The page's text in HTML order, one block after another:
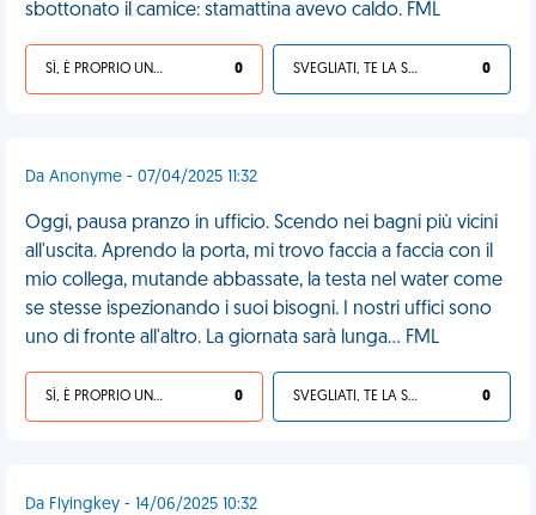
sbottonato il camice: stamattina avevo caldo. FML
SÌ, È PROPRIO UNA VDM! 0 SVEGLIATI, TE LA SEI CERCATA! 0
Da Anonyme - 07/04/2025 11:32
Oggi, pausa pranzo in ufficio. Scendo nei bagni più vicini
all'uscita. Aprendo la porta, mi trovo faccia a faccia con il
mio collega, mutande abbassate, la testa nel water come
se stesse ispezionando i suoi bisogni. I nostri uffici sono
uno di fronte all'altro. La giornata sarà lunga... FML
SÌ, È PROPRIO UNA VDM! 0 SVEGLIATI, TE LA SEI CERCATA! 0
Da Flyingkey - 14/06/2025 10:32